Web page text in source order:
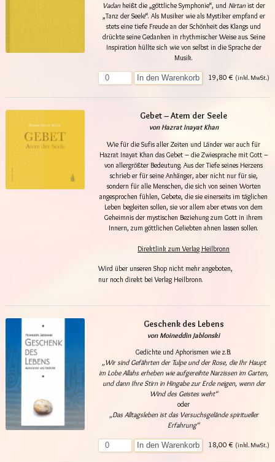
Vadanheißt die „göttliche Symphonie“, und Nirtanist der
„Tanz der Seele“. Als Musiker wie als Mystiker empfand er
stets eine tiefe Freude an der Schönheit des Klangs und
drückte seine Gedanken in rhythmischer Weise aus. Seine
Inspiration hüllte sich wie von selbst in die Sprache der
Musik.
In den Warenkorb 19,80 € (inkl. MwSt.)
Gebet – Atem der Seele
von Hazrat Inayat Khan
Wie für die Sufis aller Zeiten und Länder war auch für
Hazrat Inayat Khan das Gebet – die Zwiesprache mit Gott –
von allergrößter Bedeutung. Aus der Tiefe seines Herzens
schrieb er für seine Anhänger, aber nicht nur für sie,
sondern für alle Menschen, die sich von seinen Worten
angesprochen fühlen, Gebete, die sie einerseits im täglichen
Leben begleiten sollen, sie vor allem aber etwas von dem
Geheimnis der mystischen Beziehung zum Gott in ihrem
Innern, zum göttlichen Geliebten ahnen lassen sollen.
Direktlink zum Verlag Heilbronn
Wird über unseren Shop nicht mehr angeboten,
nur noch direkt bei Verlag Heilbronn.
Geschenk des Lebens
von Moineddin Jablonski
Gedichte und Aphorismen wie z.B.
„Wir sind Gefährten der Tulpe und der Rose, die Ihr Haupt
im Lobe Allahs erheben wie aufgereihte Narzissen im Garten,
und dann Ihre Stirn in Hingabe zur Erde neigen, wenn der
Wind des Geistes weht“
oder
„Das Alltagsleben ist das Versuchsgelände spiritueller
Erfahrung“
In den Warenkorb 18,00 € (inkl. MwSt.)